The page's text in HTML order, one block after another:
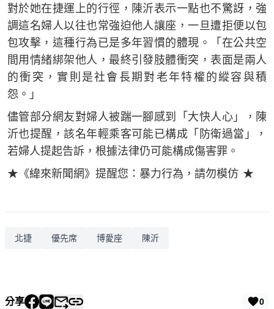
對於她在捷運上的行徑，陳沂表示一點也不驚訝，強
調這名婦人以往也常強迫他人讓座，一旦遭拒便以包
包攻擊，這種行為已是多年習慣的體現。「在公共空
間用情緒綁架他人，最終引發肢體衝突，表面是兩人
的衝突，實則是社會長期對老年特權的縱容與積
怨。」
儘管部分網友對婦人被踹一腳感到「大快人心」，陳
沂也提醒，該名年輕乘客可能已構成「防衛過當」，
若婦人提起告訴，根據法律仍可能構成傷害罪。
★《緯來新聞網》提醒您：暴力行為，請勿模仿 ★
北捷 優先席 博愛座 陳沂
分享 0